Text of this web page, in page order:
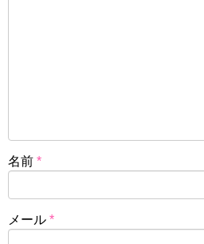
名前 *
メール *